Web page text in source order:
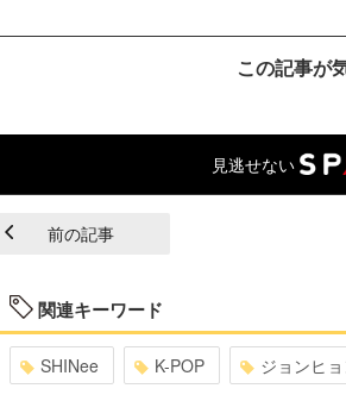
この記事が
見逃せない
前の記事
関連キーワード
SHINee K-POP ジョンヒ